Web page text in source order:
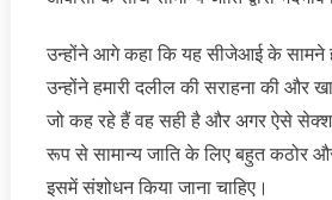
उन्होंने आगे कहा कि यह सीजेआई के सामने
उन्होंने हमारी दलील की सराहना की और
जो कह रहे हैं वह सही है और अगर ऐसे
रूप से सामान्य जाति के लिए बहुत कठोर
इसमें संशोधन किया जाना चाहिए।